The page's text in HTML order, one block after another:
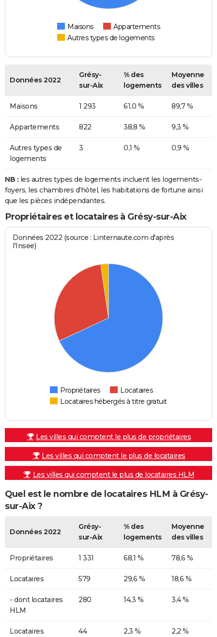
Maisons
Appartements
Autres types de logements
Données 2022
Grésy-
sur-Aix
% des
logements
Moyenne
des villes
Maisons 1 293 61,0 % 89,7 %
Appartements 822 38,8 % 9,3 %
Autres types de
logements
3 0,1 % 0,9 %
NB : les autres types de logements incluent les logements-
foyers, les chambres d'hôtel, les habitations de fortune ainsi
que les pièces indépendantes.
Propriétaires et locataires à Grésy-sur-Aix
Données 2022 (source : Linternaute.com d'après
l'Insee)
Propriétaires
Locataires
Locataires hébergés à titre gratuit
Les villes qui comptent le plus de propriétaires
Les villes qui comptent le plus de locataires
Les villes qui comptent le plus de locataires HLM
Quel est le nombre de locataires HLM à Grésy-
sur-Aix ?
Données 2022
Grésy-
sur-Aix
% des
logements
Moyenne
des villes
Propriétaires 1 331 68,1 % 78,6 %
Locataires 579 29,6 % 18,6 %
- dont locataires
HLM
280 14,3 % 3,4 %
Locataires
44 2,3 % 2,2 %